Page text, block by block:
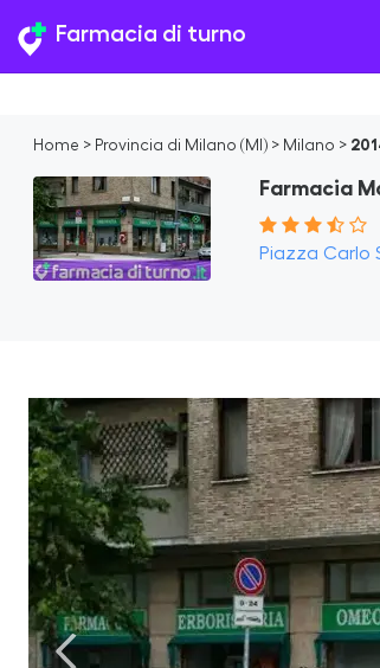
Farmacia di turno
Home > Provincia di Milano (MI) > Milano >
Farmacia
Piazza Carlo